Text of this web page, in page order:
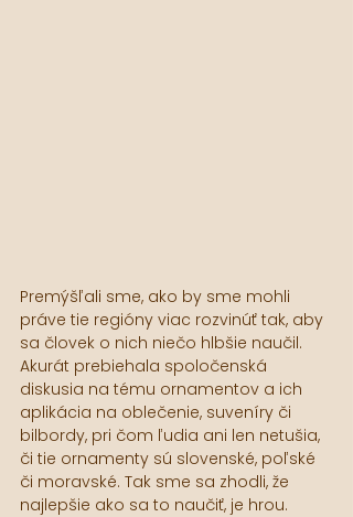
Premýšľali sme, ako by sme mohli
práve tie regióny viac rozvinúť tak, aby
sa človek o nich niečo hlbšie naučil.
Akurát prebiehala spoločenská
diskusia na tému ornamentov a ich
aplikácia na oblečenie, suveníry či
bilbordy, pri čom ľudia ani len netušia,
či tie ornamenty sú slovenské, poľské
či moravské. Tak sme sa zhodli, že
najlepšie ako sa to naučiť, je hrou.